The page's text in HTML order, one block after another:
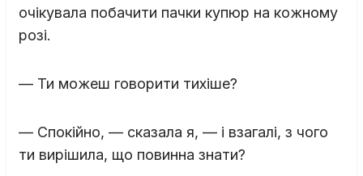
очікувала побачити пачки купюр на кожному
розі.
— Ти можеш говорити тихіше?
— Спокійно, — сказала я, — і взагалі, з чого
ти вирішила, що повинна знати?